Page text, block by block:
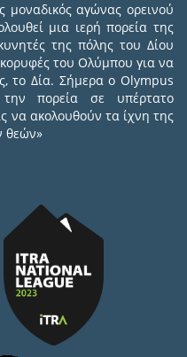
μοναδικός αγώνας ορεινού
μια ιερή πορεία της
της πόλης του Δίου
του Ολύμπου για να
το Δία. Σήμερα ο Olympus
πορεία σε υπέρτατο
να ακολουθούν τα ίχνη της
θεών»